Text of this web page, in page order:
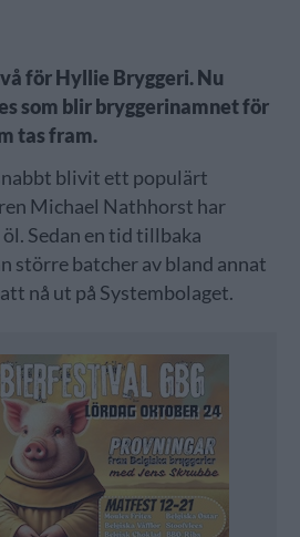
för Hyllie Bryggeri. Nu
som blir bryggerinamnet för
tas fram.
blivit ett populärt
Michael Nathhorst har
Sedan en tid tillbaka
större batcher av bland annat
nå ut på Systembolaget.